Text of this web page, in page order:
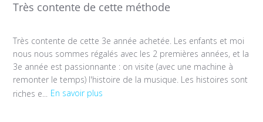
Très contente de cette méthode
Très contente de cette 3e année achetée. Les enfants et moi
nous nous sommes régalés avec les 2 premières années, et la
3e année est passionnante : on visite (avec une machine à
remonter le temps) l'histoire de la musique. Les histoires sont
riches e...
En savoir plus